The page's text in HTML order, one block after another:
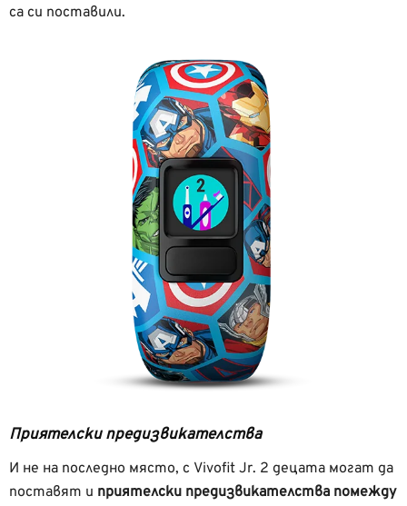
са си поставили.
Приятелски предизвикателства
И не на последно място, с Vivofit Jr. 2 децата могат да
поставят и приятелски предизвикателства помежду